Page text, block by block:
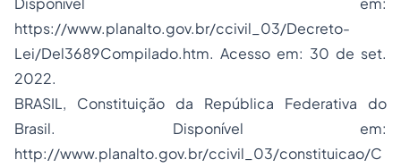
https://www.planalto.gov.br/ccivil_03/Decreto-
Lei/Del3689Compilado.htm. Acesso em: 30 de set.
2022.
BRASIL, Constituição da República Federativa do
Brasil. Disponível em:
http://www.planalto.gov.br/ccivil_03/constituicao/C